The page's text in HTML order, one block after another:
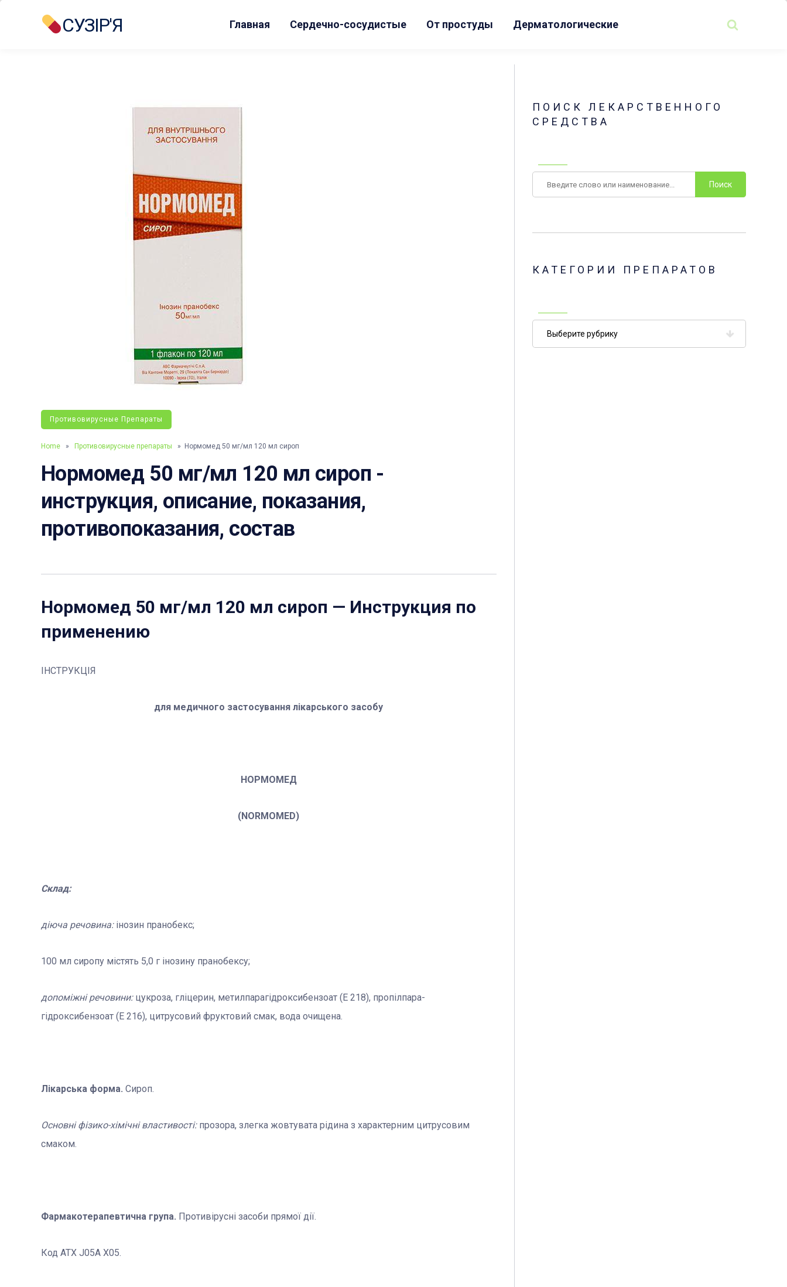
СУЗІР'Я Главная Сердечно-сосудистые От простуды Дерматологические
Противовирусные Препараты
Home » Противовирусные препараты » Нормомед 50 мг/мл 120 мл сироп
Нормомед 50 мг/мл 120 мл сироп -
инструкция, описание, показания,
противопоказания, состав
Нормомед 50 мг/мл 120 мл сироп — Инструкция по
применению
ІНСТРУКЦІЯ
для медичного застосуваннялікарського засобу
НОРМОМЕД
(NORMOMED)
Склад:
діюча речовина: інозин пранобекс;
100 мл сиропу містять 5,0 г інозину пранобексу;
допоміжні речовини:цукроза, гліцерин, метилпарагідроксибензоат (E 218), пропілпара-
гідроксибензоат (Е 216), цитрусовий фруктовий смак, вода очищена.
Лікарська форма. Сироп.
Основні фізико-хімічні властивості: прозора, злегка жовтувата рідина з характерним цитрусовим
смаком.
Фармакотерапевтична група. Противірусні засоби прямої дії.
Код АТХ J05А Х05.
ПОИСК ЛЕКАРСТВЕННОГО
СРЕДСТВА
КАТЕГОРИИ ПРЕПАРАТОВ
препаратов